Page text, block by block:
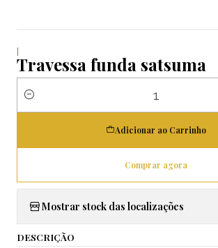
|
Travessa funda satsuma
Quantidade
Adicionar ao Carrinho
Comprar agora
Mostrar stock das localizações
DESCRIÇÃO